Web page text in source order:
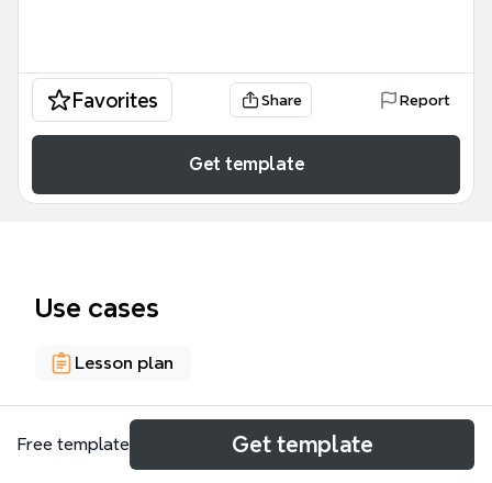
Favorites Share Report
Get template
Use cases
Lesson plan
About
Free template Get template